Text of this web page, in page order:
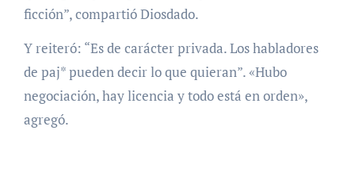
ficción”, compartió Diosdado.
Y reiteró: “Es de carácter privada. Los habladores
de paj* pueden decir lo que quieran”. «Hubo
negociación, hay licencia y todo está en orden»,
agregó.